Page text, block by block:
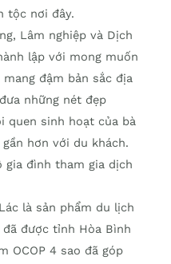
tộc nơi đây.
Lâm nghiệp và Dịch
lập với mong muốn
đậm bản sắc địa
những nét đẹp
quen sinh hoạt của bà
hơn với du khách.
gia đình tham gia dịch
là sản phẩm du lịch
được tỉnh Hòa Bình
OCOP 4 sao đã góp